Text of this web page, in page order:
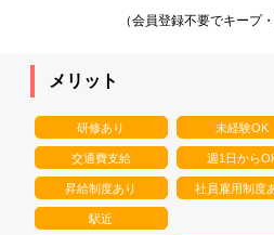
（会員登録不要でキープ
メリット
研修あり 未経験OK
交通費支給 週1日から
昇給制度あり 社員雇用制度
駅近